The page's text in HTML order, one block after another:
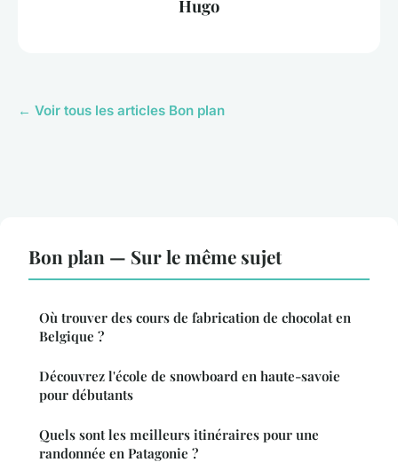
Hugo
← Voir tous les articles Bon plan
Bon plan — Sur le même sujet
Où trouver des cours de fabrication de chocolat en
Belgique ?
Découvrez l'école de snowboard en haute-savoie
pour débutants
Quels sont les meilleurs itinéraires pour une
randonnée en Patagonie ?